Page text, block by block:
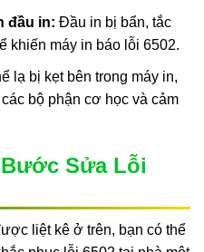
đầu in: Đầu in bị bẩn, tắc
khiến máy in báo lỗi 6502.
lạ bị kẹt bên trong máy in,
bộ phận cơ học và cảm
Sửa Lỗi
liệt kê ở trên, bạn có thể